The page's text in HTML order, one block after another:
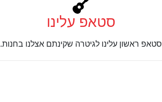
סטאפ עלינו
סטאפ ראשון עלינו לגיטרה שקינתם אצלנו בחנות.